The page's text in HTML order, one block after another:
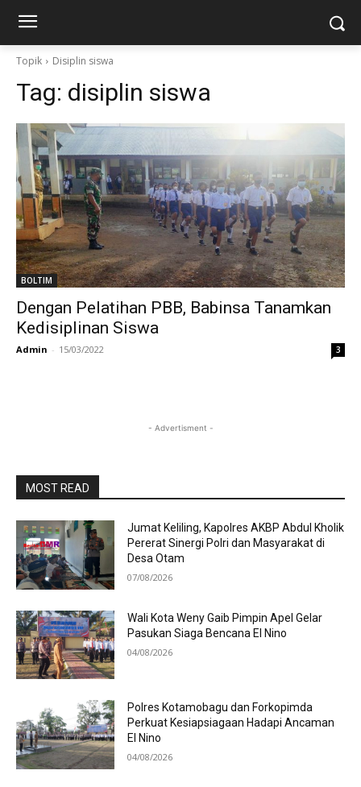
Topik Disiplin siswa
Tag: disiplin siswa
BOLTIM
Dengan Pelatihan PBB, Babinsa Tanamkan
Kedisiplinan Siswa
Admin - 15/03/2022 3
- Advertisment -
MOST READ
Jumat Keliling, Kapolres AKBP Abdul Kholik
Pererat Sinergi Polri dan Masyarakat di
Desa Otam
07/08/2026
Wali Kota Weny Gaib Pimpin Apel Gelar
Pasukan Siaga Bencana El Nino
04/08/2026
Polres Kotamobagu dan Forkopimda
Perkuat Kesiapsiagaan Hadapi Ancaman
El Nino
04/08/2026